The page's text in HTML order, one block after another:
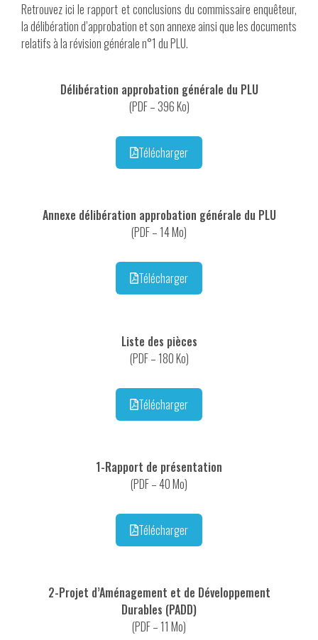
Retrouvez ici le rapport et conclusions du commissaire enquêteur,
la délibération d’approbation et son annexe ainsi que les documents
relatifs à la révision générale n°1 du PLU.
Délibération approbation générale du PLU
(PDF – 396 Ko)
Télécharger
Annexe délibération approbation générale du PLU
(PDF – 14 Mo)
Télécharger
Liste des pièces
(PDF – 180 Ko)
Télécharger
1-Rapport de présentation
(PDF – 40 Mo)
Télécharger
2-Projet d’Aménagement et de Développement
Durables (PADD)
(PDF – 11 Mo)